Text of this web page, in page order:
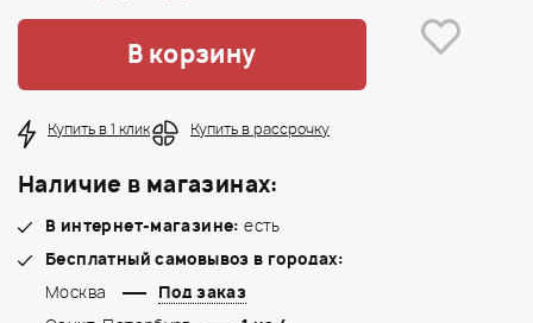
В корзину
Купить в 1 клик Купить в рассрочку
Наличие в магазинах:
В интернет-магазине: есть
Бесплатный самовывоз в городах:
Москва
Под заказ